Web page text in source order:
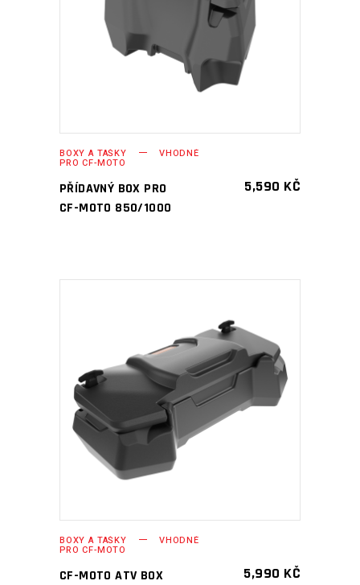
PŘIDAT DO KOŠÍKU
BOXY A TAŠKY VHODNÉ
PRO CF-MOTO
PŘÍDAVNÝ BOX PRO
CF-MOTO 850/1000
5,590 KČ
PŘIDAT DO KOŠÍKU
BOXY A TAŠKY VHODNÉ
PRO CF-MOTO
CF-MOTO ATV BOX
5,990 KČ